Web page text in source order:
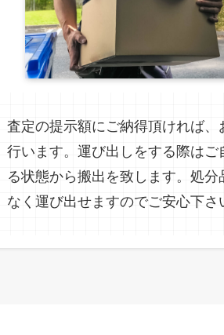
査定の提示額にご納得頂ければ
行います。運び出しをする際は
る状態から搬出を致します。処
なく運び出せますのでご安心下さ